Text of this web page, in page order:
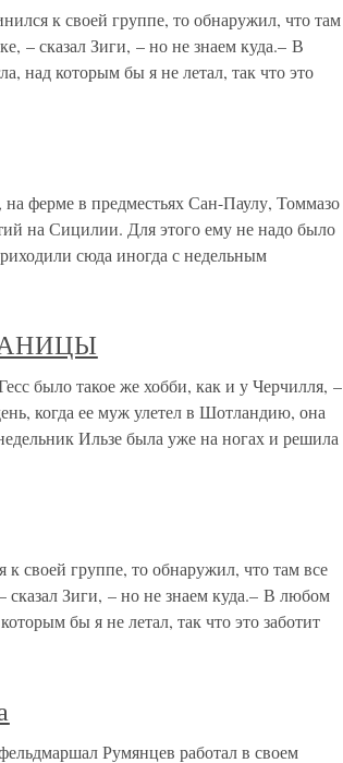
к своей группе, то обнаружил, что там
– сказал Зиги, – но не знаем куда.– В
над которым бы я не летал, так что это
ферме в предместьях Сан-Паулу, Томмазо
на Сицилии. Для этого ему не надо было
сюда иногда с недельным
такое же хобби, как и у Черчилля, –
когда ее муж улетел в Шотландию, она
Ильзе была уже на ногах и решила
своей группе, то обнаружил, что там все
Зиги, – но не знаем куда.– В любом
бы я не летал, так что это заботит
Румянцев работал в своем